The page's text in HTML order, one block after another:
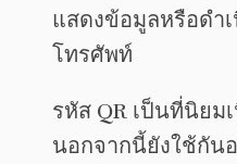
แสดงข้อมูลหรือดำ
โทรศัพท์
รหัส QR เป็นที่นิยม
นอกจากนี้ยังใช้กัน